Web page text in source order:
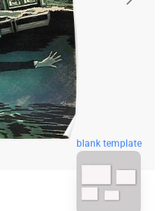
blank template